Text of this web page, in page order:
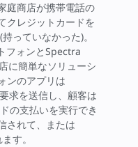
庭商店が携帯電話の
クレジットカードを
っていなかった)。
フォンとSpectra
に簡単なソリューシ
ンのアプリは
求を送信し、顧客は
の支払いを実行でき
されて、または
す。